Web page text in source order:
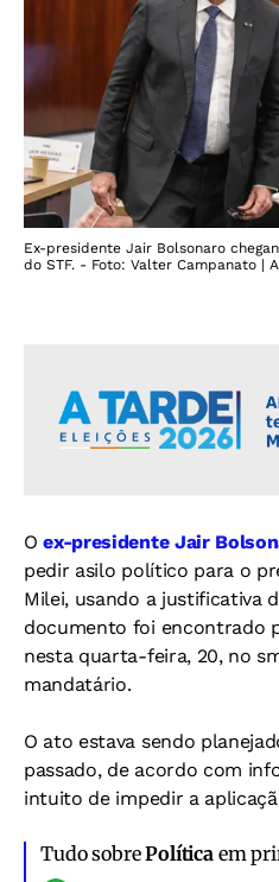
Ex-presidente Jair Bolsonaro
do STF. - Foto: Valter Campanato |
Oex-presidente Jair
pedir asilo político para o
Milei, usando a justificativa
documento foi encontrado
nesta quarta-feira, 20, no
mandatário.
O ato estava sendo
passado, de acordo com
intuito de impedir a
Tudo sobrePolítica em